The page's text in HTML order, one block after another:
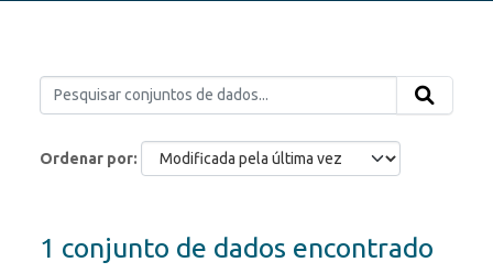
Ordenar por
1 conjunto de dados encontrado